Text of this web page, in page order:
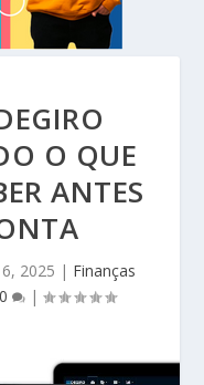
O QUE
ANTES
2025 | Finanças
0 |